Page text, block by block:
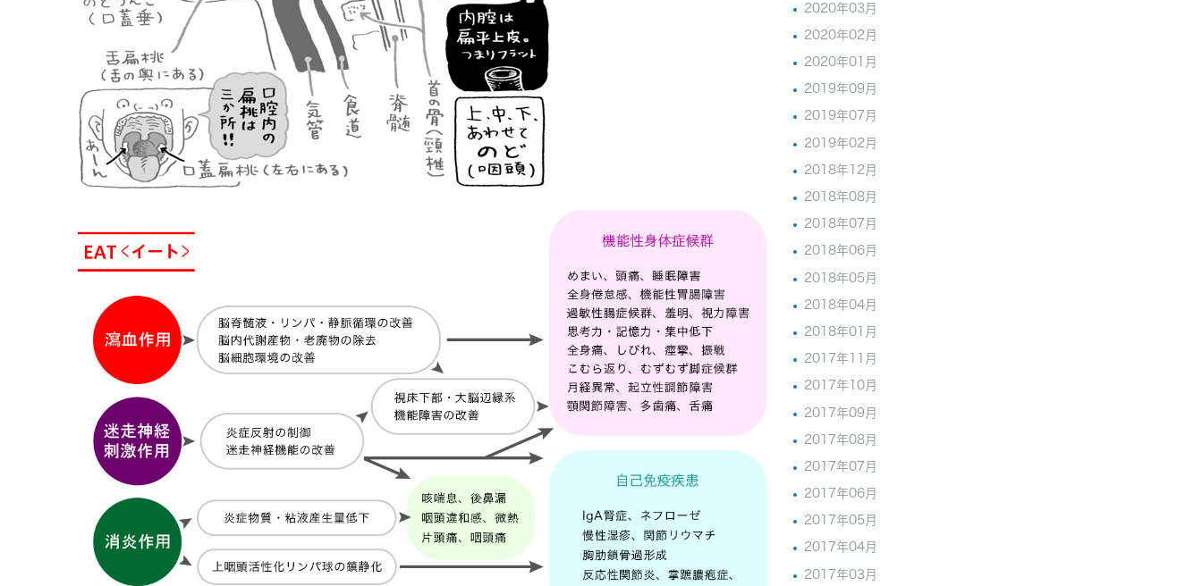
2020年03月
2020年02月
2020年01月
2019年09月
2019年07月
2019年02月
2018年12月
2018年08月
2018年07月
2018年06月
2018年05月
2018年04月
2018年01月
2017年11月
2017年10月
2017年09月
2017年08月
2017年07月
2017年06月
2017年05月
2017年04月
2017年03月